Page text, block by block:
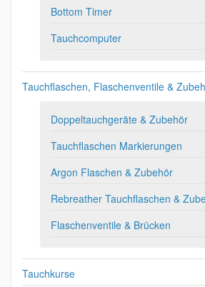
Bottom Timer
Tauchcomputer
Tauchflaschen, Flaschenventile &
Doppeltauchgeräte & Zubehör
Tauchflaschen Markierungen
Argon Flaschen & Zubehör
Rebreather Tauchflaschen &
Flaschenventile & Brücken
Tauchkurse